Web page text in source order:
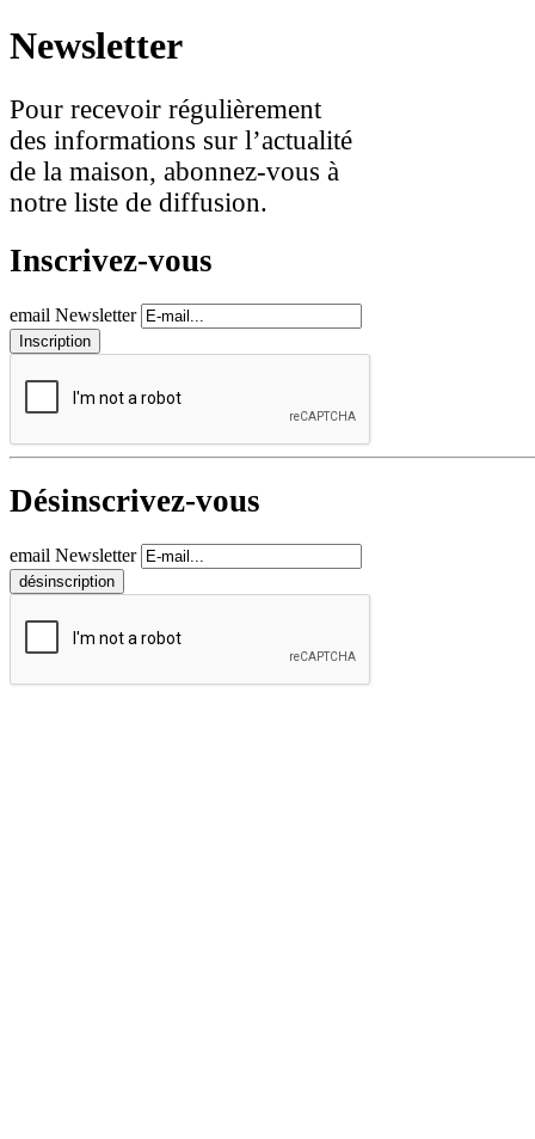
Newsletter
Pour recevoir régulièrement
des informations sur l’actualité
de la maison, abonnez-vous à
notre liste de diffusion.
Inscrivez-vous
email Newsletter
Désinscrivez-vous
email Newsletter